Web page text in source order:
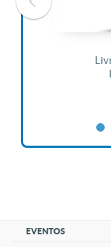
EVENTOS